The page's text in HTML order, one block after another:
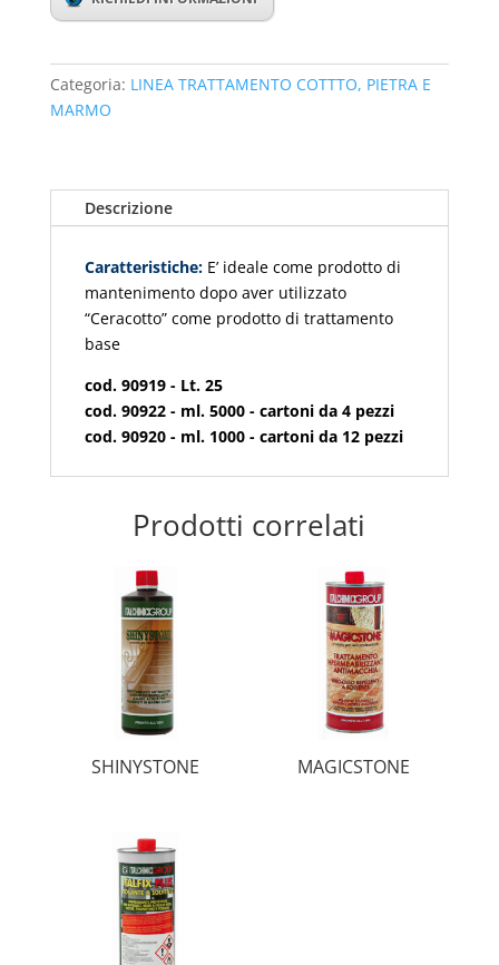
Categoria: LINEA TRATTAMENTO COTTTO, PIETRA E
MARMO
Descrizione
Caratteristiche:E’ ideale come prodotto di
mantenimento dopo aver utilizzato
“Ceracotto” come prodotto di trattamento
base
cod. 90919 - Lt. 25
cod. 90922 - ml. 5000 - cartoni da 4 pezzi
cod. 90920 - ml. 1000 - cartoni da 12 pezzi
Prodotti correlati
SHINYSTONE MAGICSTONE